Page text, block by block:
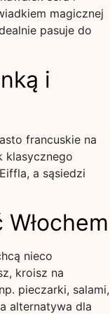
magicznej
pasuje do
i
francuskie na
klasycznego
a sąsiedzi
nieco
kroisz na
pieczarki, salami,
alternatywa dla